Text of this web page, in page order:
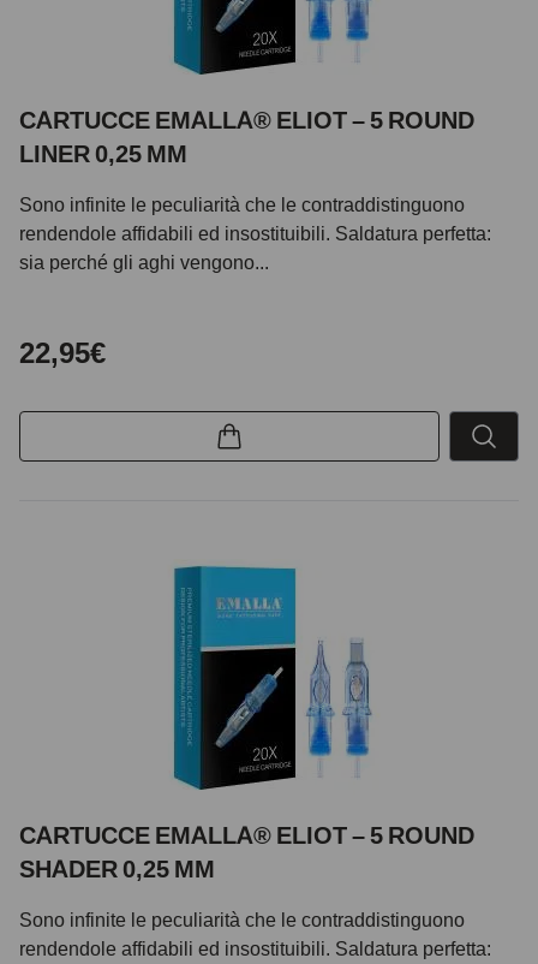
CARTUCCE EMALLA® ELIOT – 5 ROUND
LINER 0,25 MM
Sono infinite le peculiarità che le contraddistinguono
rendendole affidabili ed insostituibili. Saldatura perfetta:
sia perché gli aghi vengono...
22,95€
CARTUCCE EMALLA® ELIOT – 5 ROUND
SHADER 0,25 MM
Sono infinite le peculiarità che le contraddistinguono
rendendole affidabili ed insostituibili. Saldatura perfetta: